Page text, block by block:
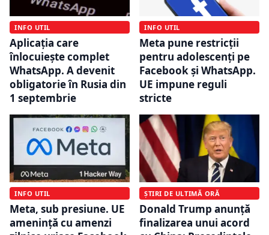
INFO UTIL
Aplicația care
înlocuiește complet
WhatsApp. A devenit
obligatorie în Rusia din
1 septembrie
INFO UTIL
Meta pune restricții
pentru adolescenți pe
Facebook și WhatsApp.
UE impune reguli
stricte
INFO UTIL
Meta, sub presiune. UE
amenință cu amenzi
ȘTIRI DE ULTIMĂ ORĂ
Donald Trump anunță
finalizarea unui acord